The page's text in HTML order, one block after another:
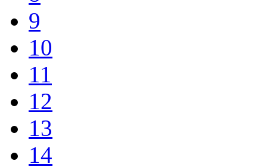
9
10
11
12
13
14